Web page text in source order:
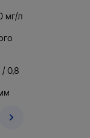
мг/л
0,8